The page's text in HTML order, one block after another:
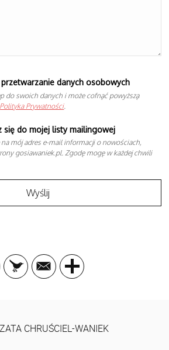
danych osobowych
do swoich danych i może cofnąć powyższą
Polityka Prywatności.
się do mojej listy mailingowej
na mój adres e-mail informacji o nowościach,
gosiawaniek.pl. Zgodę mogę w każdej chwili
CHRUŚCIEL-WANIEK